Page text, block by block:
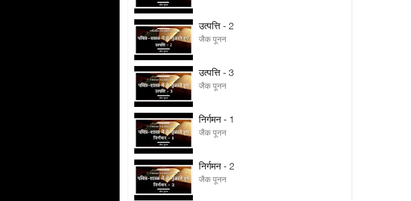
उत्पत्ति - 2
जैक पूनन
उत्पत्ति - 3
जैक पूनन
निर्गमन - 1
जैक पूनन
निर्गमन - 2
जैक पूनन